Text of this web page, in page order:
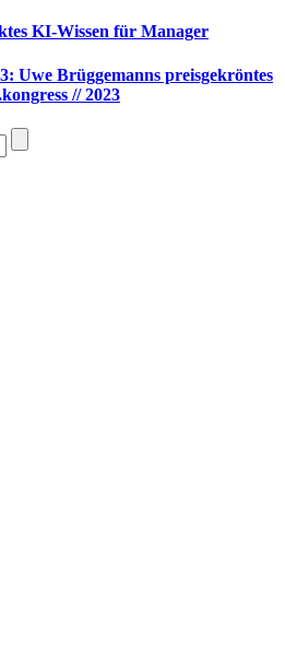
KI-Wissen für Manager
Uwe Brüggemanns preisgekröntes
// 2023